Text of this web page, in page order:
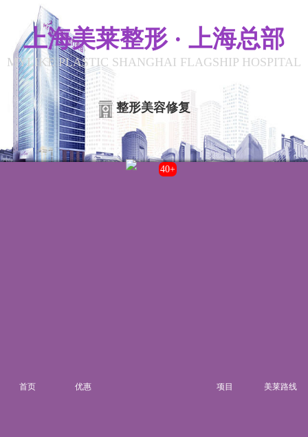
上海美莱整形 · 上海总部
MYLIKE PLASTIC SHANGHAI FLAGSHIP HOSPITAL
整形美容修复
首页 优惠
43+
项目 美莱路线